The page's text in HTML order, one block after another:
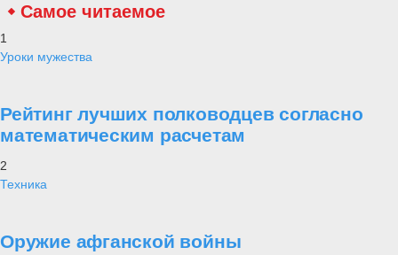
Самое читаемое
1
Уроки мужества
Рейтинг лучших полководцев согласно
математическим расчетам
2
Техника
Оружие афганской войны